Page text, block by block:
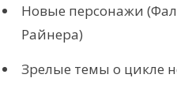
Новые персонажи
Райнера)
Зрелые темы о цикле